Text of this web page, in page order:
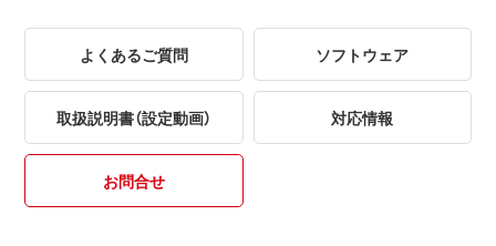
よくあるご質問 ソフトウェア
取扱説明書（設定動画） 対応情報
お問合せ